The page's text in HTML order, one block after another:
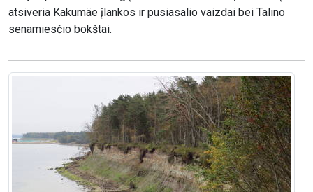
atsiveria Kakumäe įlankos ir pusiasalio vaizdai bei Talino
senamiesčio bokštai.